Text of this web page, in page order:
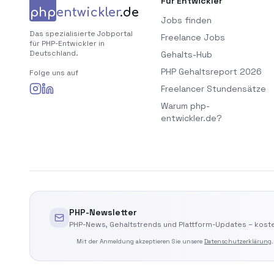
phpentwickler.de
Das spezialisierte Jobportal
für PHP-Entwickler in
Deutschland.
Folge uns auf
Jobs finden
Freelance Jobs
Gehalts-Hub
PHP Gehaltsreport 2026
Freelancer Stundensätze
Warum php-
entwickler.de?
PHP-Newsletter
PHP-News, Gehaltstrends und Plattform-Updates –
Mit der Anmeldung akzeptieren Sie unsere Datenschutzerklärung.